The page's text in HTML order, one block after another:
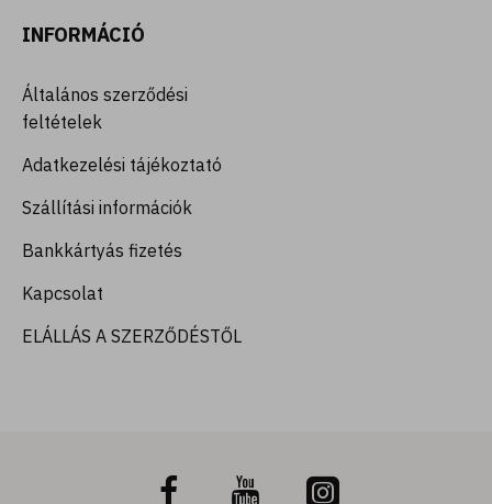
INFORMÁCIÓ
Általános szerződési
feltételek
Adatkezelési tájékoztató
Szállítási információk
Bankkártyás fizetés
Kapcsolat
ELÁLLÁS A SZERZŐDÉSTŐL